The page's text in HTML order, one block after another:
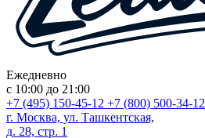
Ежедневно
с 10:00 до 21:00
+7 (495) 150-45-12 +7 (800) 500-34-12
г. Москва, ул. Ташкентская,
д. 28, стр. 1